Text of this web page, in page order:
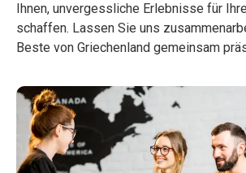
Ihnen, unvergessliche Erlebnisse für
schaffen. Lassen Sie uns
Beste von Griechenland gemeinsam